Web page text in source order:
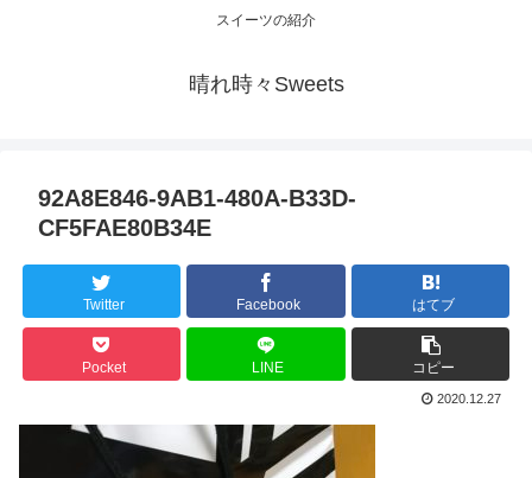
スイーツの紹介
晴れ時々Sweets
92A8E846-9AB1-480A-B33D-
CF5FAE80B34E
Twitter Facebook はてブ
Pocket LINE コピー
2020.12.27